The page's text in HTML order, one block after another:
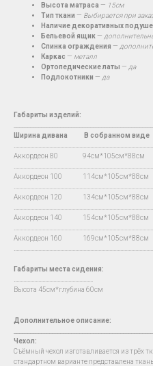
Высота матраса — 15см
Тип ткани — Выбирается при
Наличие декоративных
Бельевой ящик —
Спинка ограждения —
Каркас — металл
Ортопедические латы — да
Подлокотники — да
Габариты изделий:
Ширина дивана
В собранном
Аккордеон 80
Аккордеон 100
Аккордеон 120
Аккордеон 140
Аккордеон 160
Габариты места сидения:
Высота 45см*глубина 60см
Дополнительное описание:
Чехол:
Съёмный чехол изготавливается из трёх
стандартном варианте представлена